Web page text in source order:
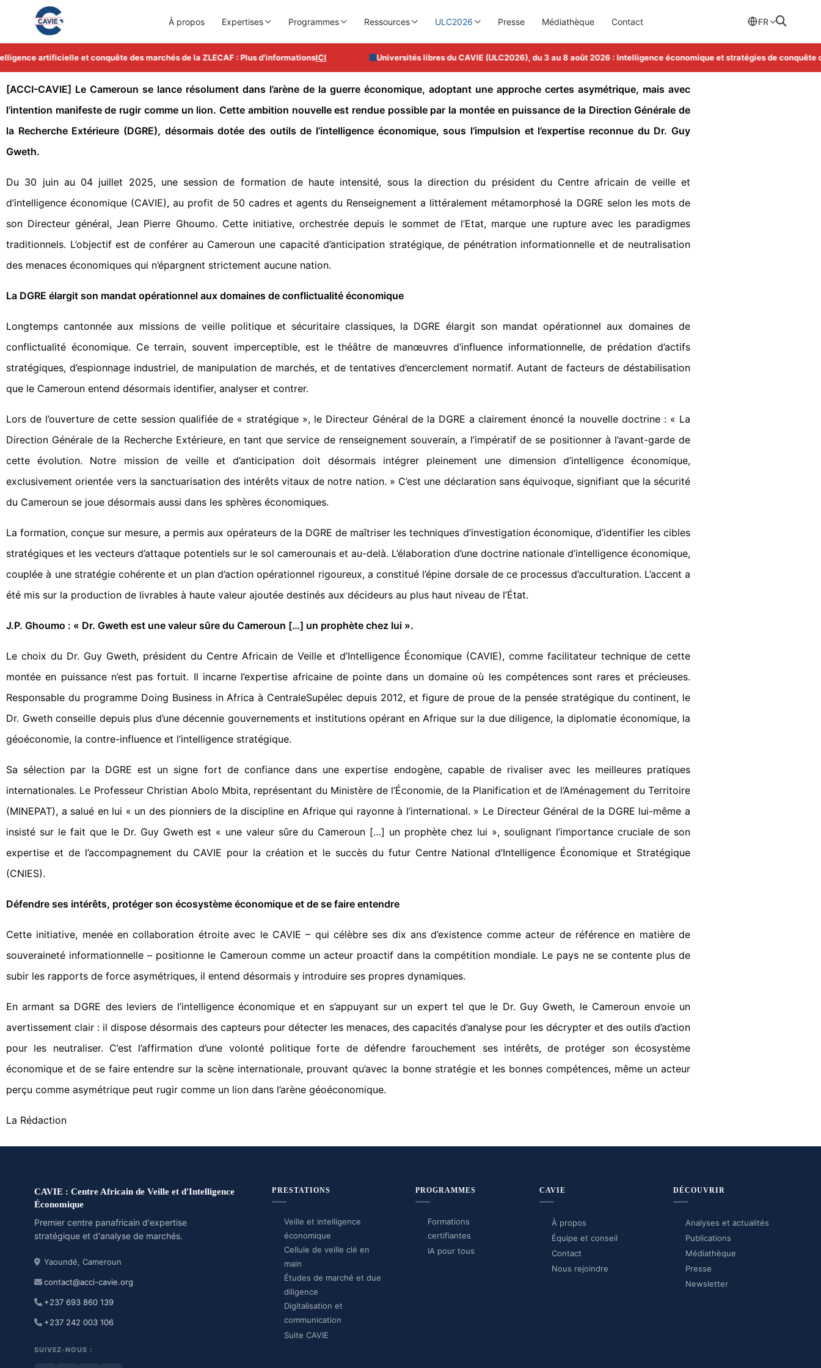
artificielle et conquête des marchés de la ZLECAF : Plus d'informationsICI Universités libres du CAVIE (ULC2026), du 3 au 8 août 2026 : Intelligence économique et stratégies de conquête des
À propos Expertises Programmes Ressources ULC2026 Presse Médiathèque Contact FR
[ACCI-CAVIE] Le Cameroun se lance résolument dans l’arène de la guerre économique, adoptant une approche certes asymétrique, mais avec
l’intention manifeste de rugir comme un lion. Cette ambition nouvelle est rendue possible par la montée en puissance de la Direction Générale de
la Recherche Extérieure (DGRE), désormais dotée des outils de l’intelligence économique, sous l’impulsion et l’expertise reconnue du Dr. Guy
Gweth.
Du 30 juin au 04 juillet 2025, une session de formation de haute intensité, sous la direction du président du Centre africain de veille et
d’intelligence économique (CAVIE), au profit de 50 cadres et agents du Renseignement a littéralement métamorphosé la DGRE selon les mots de
son Directeur général, Jean Pierre Ghoumo. Cette initiative, orchestrée depuis le sommet de l’Etat, marque une rupture avec les paradigmes
traditionnels. L’objectif est de conférer au Cameroun une capacité d’anticipation stratégique, de pénétration informationnelle et de neutralisation
des menaces économiques qui n’épargnent strictement aucune nation.
La DGRE élargit son mandat opérationnel aux domaines de conflictualité économique
Longtemps cantonnée aux missions de veille politique et sécuritaire classiques, la DGRE élargit son mandat opérationnel aux domaines de
conflictualité économique. Ce terrain, souvent imperceptible, est le théâtre de manœuvres d’influence informationnelle, de prédation d’actifs
stratégiques, d’espionnage industriel, de manipulation de marchés, et de tentatives d’encerclement normatif. Autant de facteurs de déstabilisation
que le Cameroun entend désormais identifier, analyser et contrer.
Lors de l’ouverture de cette session qualifiée de « stratégique », le Directeur Général de la DGRE a clairement énoncé la nouvelle doctrine : « La
Direction Générale de la Recherche Extérieure, en tant que service de renseignement souverain, a l’impératif de se positionner à l’avant-garde de
cette évolution. Notre mission de veille et d’anticipation doit désormais intégrer pleinement une dimension d’intelligence économique,
exclusivement orientée vers la sanctuarisation des intérêts vitaux de notre nation. » C’est une déclaration sans équivoque, signifiant que la sécurité
du Cameroun se joue désormais aussi dans les sphères économiques.
La formation, conçue sur mesure, a permis aux opérateurs de la DGRE de maîtriser les techniques d’investigation économique, d’identifier les cibles
stratégiques et les vecteurs d’attaque potentiels sur le sol camerounais et au-delà. L’élaboration d’une doctrine nationale d’intelligence économique,
couplée à une stratégie cohérente et un plan d’action opérationnel rigoureux, a constitué l’épine dorsale de ce processus d’acculturation. L’accent a
été mis sur la production de livrables à haute valeur ajoutée destinés aux décideurs au plus haut niveau de l’État.
J.P. Ghoumo : « Dr. Gweth est une valeur sûre du Cameroun […] un prophète chez lui ».
Le choix du Dr. Guy Gweth, président du Centre Africain de Veille et d’Intelligence Économique (CAVIE), comme facilitateur technique de cette
montée en puissance n’est pas fortuit. Il incarne l’expertise africaine de pointe dans un domaine où les compétences sont rares et précieuses.
Responsable du programme Doing Business in Africa à CentraleSupélec depuis 2012, et figure de proue de la pensée stratégique du continent, le
Dr. Gweth conseille depuis plus d’une décennie gouvernements et institutions opérant en Afrique sur la due diligence, la diplomatie économique, la
géoéconomie, la contre-influence et l’intelligence stratégique.
Sa sélection par la DGRE est un signe fort de confiance dans une expertise endogène, capable de rivaliser avec les meilleures pratiques
internationales. Le Professeur Christian Abolo Mbita, représentant du Ministère de l’Économie, de la Planification et de l’Aménagement du Territoire
(MINEPAT), a salué en lui « un des pionniers de la discipline en Afrique qui rayonne à l’international. » Le Directeur Général de la DGRE lui-même a
insisté sur le fait que le Dr. Guy Gweth est « une valeur sûre du Cameroun […] un prophète chez lui », soulignant l’importance cruciale de son
expertise et de l’accompagnement du CAVIE pour la création et le succès du futur Centre National d’Intelligence Économique et Stratégique
(CNIES).
Défendre ses intérêts, protéger son écosystème économique et de se faire entendre
Cette initiative, menée en collaboration étroite avec le CAVIE – qui célèbre ses dix ans d’existence comme acteur de référence en matière de
souveraineté informationnelle – positionne le Cameroun comme un acteur proactif dans la compétition mondiale. Le pays ne se contente plus de
subir les rapports de force asymétriques, il entend désormais y introduire ses propres dynamiques.
En armant sa DGRE des leviers de l’intelligence économique et en s’appuyant sur un expert tel que le Dr. Guy Gweth, le Cameroun envoie un
avertissement clair : il dispose désormais des capteurs pour détecter les menaces, des capacités d’analyse pour les décrypter et des outils d’action
pour les neutraliser. C’est l’affirmation d’une volonté politique forte de défendre farouchement ses intérêts, de protéger son écosystème
économique et de se faire entendre sur la scène internationale, prouvant qu’avec la bonne stratégie et les bonnes compétences, même un acteur
perçu comme asymétrique peut rugir comme un lion dans l’arène géoéconomique.
La Rédaction
CAVIE : Centre Africain de Veille et d'Intelligence
Économique
Premier centre panafricain d'expertise
stratégique et d'analyse de marchés.
Yaoundé, Cameroun
contact@acci-cavie.org
+237 693 860 139
+237 242 003 106
SUIVEZ-NOUS :
PRESTATIONS
Veille et intelligence
économique
Cellule de veille clé en
main
Études de marché et due
diligence
Digitalisation et
communication
Suite CAVIE
PROGRAMMES
Formations
certifiantes
IA pour tous
CAVIE
À propos
Équipe et conseil
Contact
Nous rejoindre
DÉCOUVRIR
Analyses et actualités
Publications
Médiathèque
Presse
Newsletter